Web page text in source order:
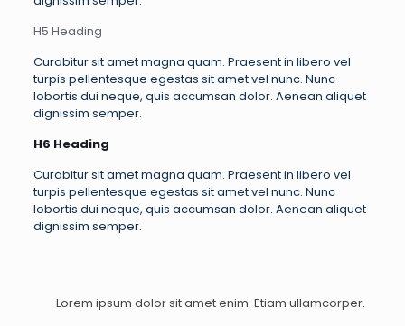
H5 Heading
Curabitur sit amet magna quam. Praesent in libero vel
turpis pellentesque egestas sit amet vel nunc. Nunc
lobortis dui neque, quis accumsan dolor. Aenean aliquet
dignissim semper.
H6 Heading
Curabitur sit amet magna quam. Praesent in libero vel
turpis pellentesque egestas sit amet vel nunc. Nunc
lobortis dui neque, quis accumsan dolor. Aenean aliquet
dignissim semper.
Lorem ipsum dolor sit amet enim. Etiam ullamcorper.